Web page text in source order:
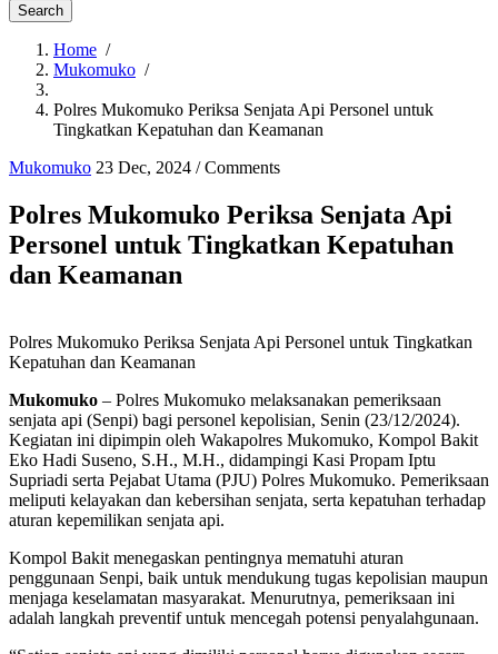
Breadcrumb
Home /
Mukomuko /
Polres Mukomuko Periksa Senjata Api Personel untuk
Tingkatkan Kepatuhan dan Keamanan
Mukomuko 23 Dec, 2024 /Comments
Polres Mukomuko Periksa Senjata Api
Personel untuk Tingkatkan Kepatuhan
dan Keamanan
Polres Mukomuko Periksa Senjata Api Personel untuk Tingkatkan
Kepatuhan dan Keamanan
Mukomuko – Polres Mukomuko melaksanakan pemeriksaan
senjata api (Senpi) bagi personel kepolisian, Senin (23/12/2024).
Kegiatan ini dipimpin oleh Wakapolres Mukomuko, Kompol Bakit
Eko Hadi Suseno, S.H., M.H., didampingi Kasi Propam Iptu
Supriadi serta Pejabat Utama (PJU) Polres Mukomuko. Pemeriksaan
meliputi kelayakan dan kebersihan senjata, serta kepatuhan terhadap
aturan kepemilikan senjata api.
Kompol Bakit menegaskan pentingnya mematuhi aturan
penggunaan Senpi, baik untuk mendukung tugas kepolisian maupun
menjaga keselamatan masyarakat. Menurutnya, pemeriksaan ini
adalah langkah preventif untuk mencegah potensi penyalahgunaan.